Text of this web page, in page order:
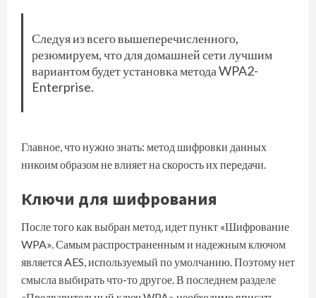
Следуя из всего вышеперечисленного,
резюмируем, что для домашней сети лучшим
вариантом будет установка метода WPA2-
Enterprise.
Главное, что нужно знать: метод шифровки данных
никоим образом не влияет на скорость их передачи.
Ключи для шифрования
После того как выбран метод, идет пункт «Шифрование
WPA». Самым распространенным и надежным ключом
является AES, используемый по умолчанию. Поэтому нет
смысла выбирать что-то другое. В последнем разделе